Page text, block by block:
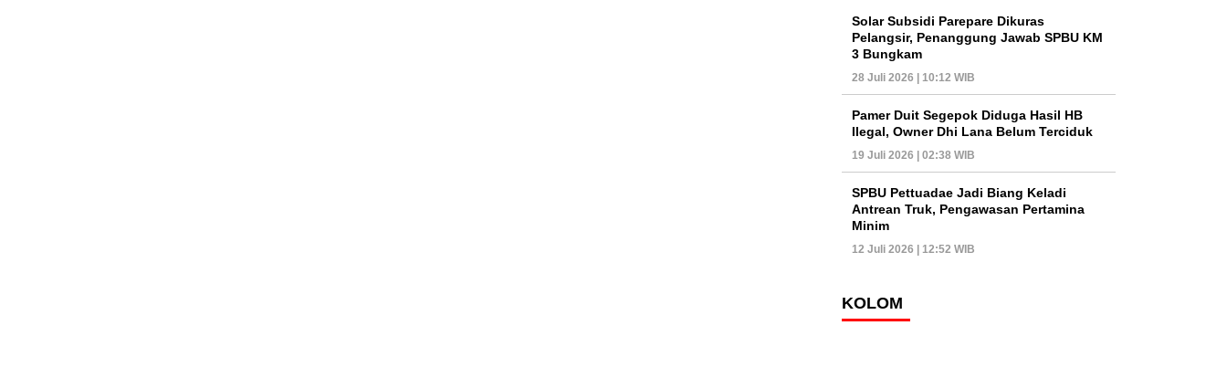
Solar Subsidi Parepare Dikuras
Pelangsir, Penanggung Jawab SPBU KM
3 Bungkam
28 Juli 2026 | 10:12 WIB
Pamer Duit Segepok Diduga Hasil HB
Ilegal, Owner Dhi Lana Belum Terciduk
19 Juli 2026 | 02:38 WIB
SPBU Pettuadae Jadi Biang Keladi
Antrean Truk, Pengawasan Pertamina
Minim
12 Juli 2026 | 12:52 WIB
KOLOM